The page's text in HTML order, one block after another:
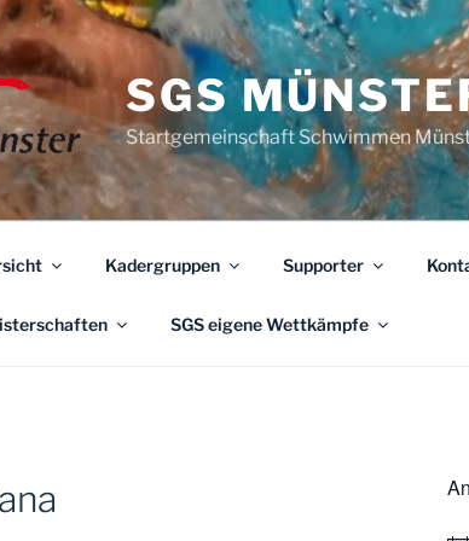
SGS
Startgemeinschaft Schwimmen
Kadergruppen Supporter
SGS eigene Wettkämpfe